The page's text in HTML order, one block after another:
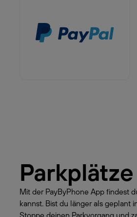
Mit der PayByPhone App findest
kannst. Bist du länger als geplant